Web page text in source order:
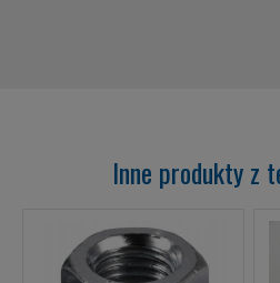
Inne produkty z